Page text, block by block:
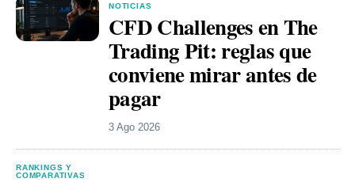
NOTICIAS
CFD Challenges en The
Trading Pit: reglas que
conviene mirar antes de
pagar
3 Ago 2026
RANKINGS Y
COMPARATIVAS